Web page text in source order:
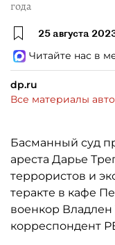
года
25 августа
Читайте нас в
dp.ru
Все материалы
Басманный суд
ареста Дарье
террористов и
теракте в кафе
военкор
корреспондент